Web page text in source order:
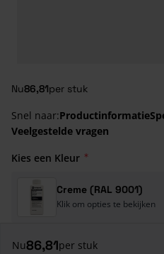
Nu86,81per stuk
Snel naar:Productinformatie
Veelgestelde vragen
Kies een Kleur
Creme (RAL 9001)
Klik om opties te bekijken
Nu86,81per stuk